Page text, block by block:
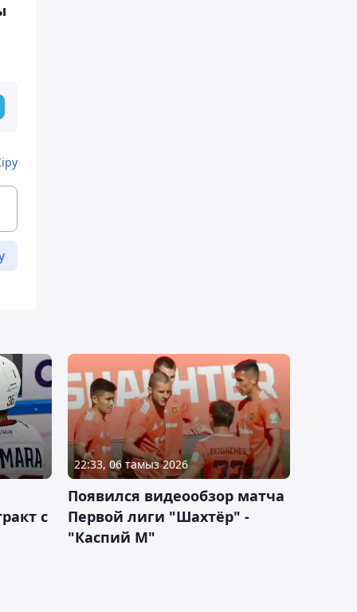
с
22:33, 06 тамыз 2026
Появился видеообзор матча
Первой лиги "Шахтёр" -
"Каспий М"